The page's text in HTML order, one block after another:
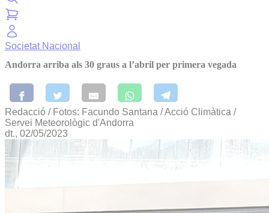
Societat Nacional
Andorra arriba als 30 graus a l’abril per primera vegada
Redacció / Fotos: Facundo Santana / Acció Climàtica /
Servei Meteorològic d'Andorra
dt., 02/05/2023